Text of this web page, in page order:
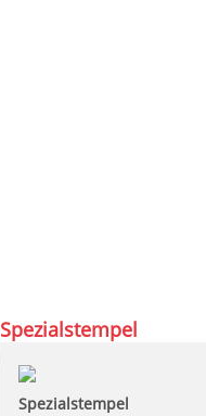
Spezialstempel
Spezialstempel